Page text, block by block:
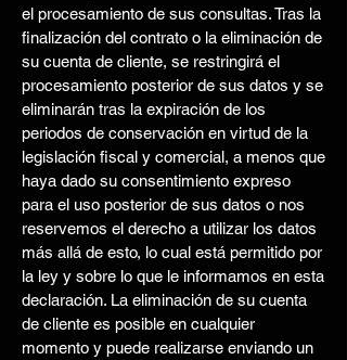
el procesamiento de sus consultas. Tras la
finalización del contrato o la eliminación de
su cuenta de cliente, se restringirá el
procesamiento posterior de sus datos y se
eliminarán tras la expiración de los
periodos de conservación en virtud de la
legislación fiscal y comercial, a menos que
haya dado su consentimiento expreso
para el uso posterior de sus datos o nos
reservemos el derecho a utilizar los datos
más allá de esto, lo cual está permitido por
la ley y sobre lo que le informamos en esta
declaración. La eliminación de su cuenta
de cliente es posible en cualquier
momento y puede realizarse enviando un